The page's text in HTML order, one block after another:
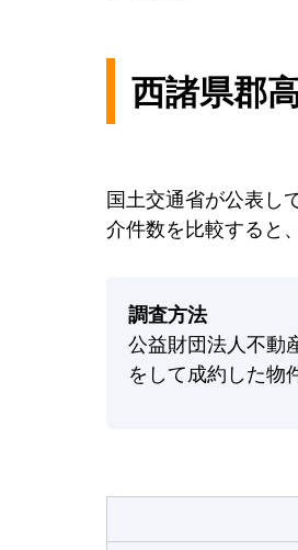
西諸県郡
国土交通省が公表し
介件数を比較すると
調査方法
公益財団法人不動
をして成約した物